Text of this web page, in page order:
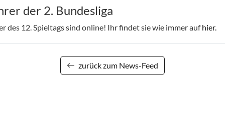
der 2. Bundesliga
des 12. Spieltags sind online! Ihr findet sie wie immer aufhier.
zurück zum News-Feed